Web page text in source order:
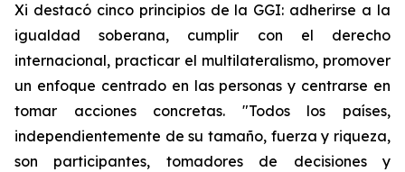
Xi destacó cinco principios de la GGI: adherirse a la
igualdad soberana, cumplir con el derecho
internacional, practicar el multilateralismo, promover
un enfoque centrado en las personas y centrarse en
tomar acciones concretas. "Todos los países,
independientemente de su tamaño, fuerza y riqueza,
son participantes, tomadores de decisiones y